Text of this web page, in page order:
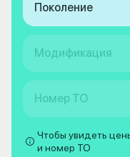
Поколение
Модификация
Номер ТО
Чтобы увидеть
и номер ТО